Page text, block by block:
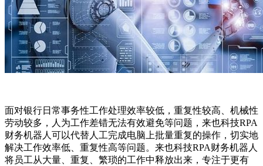
面对银行日常事务性工作处理效率较低，重复性较高、机械性
劳动较多，人为工作差错无法有效避免等问题，来也科技RPA
财务机器人可以代替人工完成电脑上批量重复的操作，切实地
解决工作效率低、重复性高等问题。来也科技RPA财务机器人
将员工从大量、重复、繁琐的工作中释放出来，专注于更有